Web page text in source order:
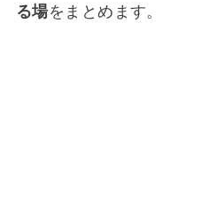
る場をまとめます。